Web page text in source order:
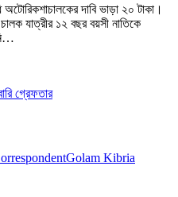
অটোরিকশাচালকের দাবি ভাড়া ২০ টাকা।
যাত্রীর ১২ বছর বয়সী নাতিকে
Golam Kibria